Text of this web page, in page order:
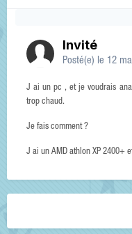
Invité
Posté(e) le 12
J ai un pc , et je voudrais
trop chaud.
Je fais comment ?
J ai un AMD athlon XP 2400+